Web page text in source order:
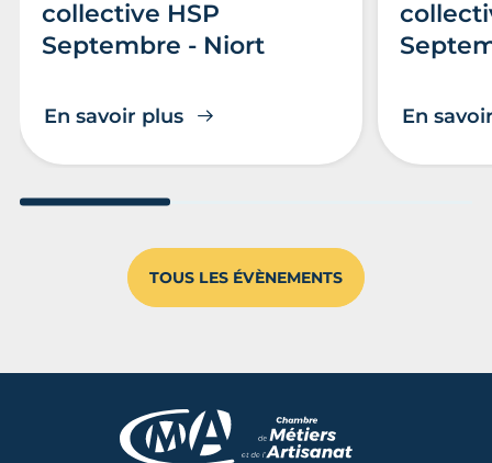
collective HSP
Septembre - Niort
En savoir plus En
TOUS LES ÉVÈNEMENTS